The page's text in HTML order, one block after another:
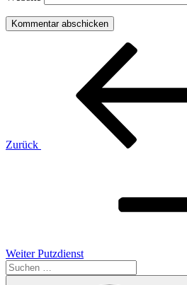
Beitragsnavigation
Zurück
Weiter Putzdienst
Suchen
nach: